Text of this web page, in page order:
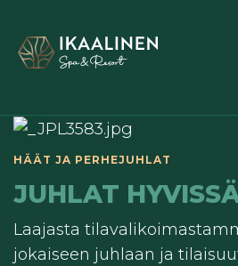
HÄÄT JA PERHEJUHLAT
JUHLAT
Laajasta
jokaiseen juhlaan ja